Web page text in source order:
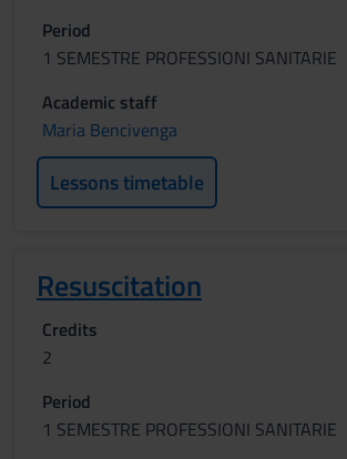
Period
1 SEMESTRE PROFESSIONI SANITARIE
Academic staff
Maria Bencivenga
Lessons timetable
Resuscitation
Credits
2
Period
1 SEMESTRE PROFESSIONI SANITARIE